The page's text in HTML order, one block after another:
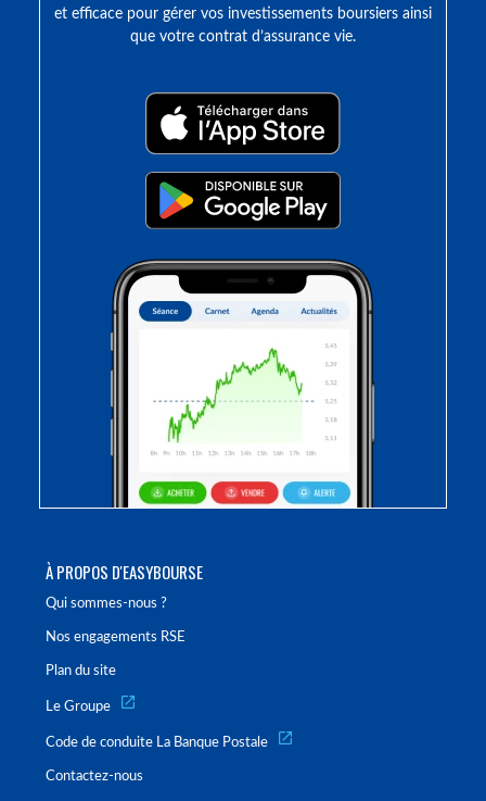
À PROPOS D'EASYBOURSE
Qui sommes-nous ?
Nos engagements RSE
Plan du site
Le Groupe
Code de conduite La Banque Postale
Contactez-nous
et efficace pour gérer vos investissements boursiers ainsi
que votre contrat d’assurance vie.